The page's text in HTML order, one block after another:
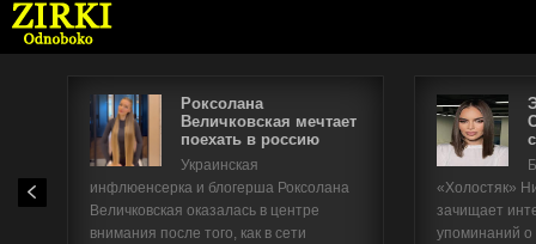
Роксолана
Величковская мечтает
поехать в россию
Украинская
инфлюенсерка и блогерша Роксолана
Величковская оказалась в центре
внимания после того, как в сети
«Холостяк»
зачищает
упоминаний
Имя